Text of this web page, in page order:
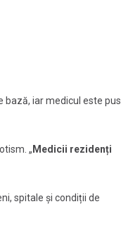
bază, iar medicul este pus
„Medicii rezidenți
spitale și condiții de